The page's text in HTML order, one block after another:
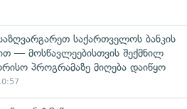
საქართველოს ბანკის
— მოსწავლეებისთვის შექმნილ
პროგრამაზე მიღება დაიწყო